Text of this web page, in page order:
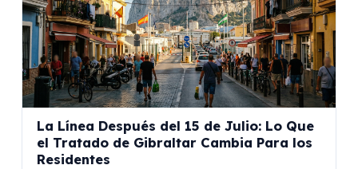
La Línea Después del 15 de Julio: Lo Que
el Tratado de Gibraltar Cambia Para los
Residentes